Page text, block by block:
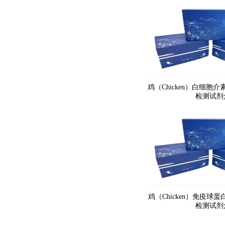
鸡（Chicken）白细胞介
检测试剂
鸡（Chicken）免疫球蛋
检测试剂